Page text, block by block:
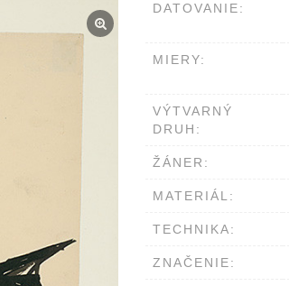
DATOVANIE:
MIERY:
VÝTVARNÝ
DRUH:
ŽÁNER:
MATERIÁL:
TECHNIKA:
ZNAČENIE: